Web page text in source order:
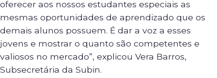
oferecer aos nossos estudantes especiais as
mesmas oportunidades de aprendizado que os
demais alunos possuem. É dar a voz a esses
jovens e mostrar o quanto são competentes e
valiosos no mercado”, explicou Vera Barros,
Subsecretária da Subin.